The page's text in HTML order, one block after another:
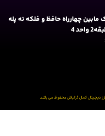
چهارراه حافظ و فلکه نه پله
دیجیتال کمال قزلباش محفوظ می باشد